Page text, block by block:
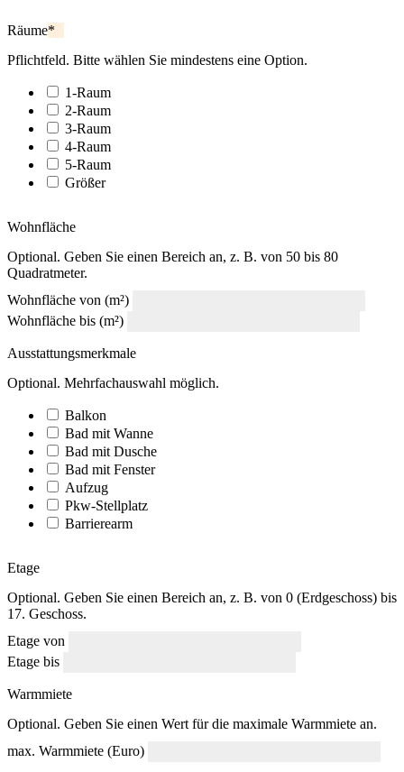
Räume*
Pflichtfeld. Bitte wählen Sie mindestens eine Option.
1-Raum
2-Raum
3-Raum
4-Raum
5-Raum
Größer
Wohnfläche
Optional. Geben Sie einen Bereich an, z. B. von 50 bis 80
Quadratmeter.
Wohnfläche von (m²)
Wohnfläche bis (m²)
Ausstattungsmerkmale
Optional. Mehrfachauswahl möglich.
Balkon
Bad mit Wanne
Bad mit Dusche
Bad mit Fenster
Aufzug
Pkw-Stellplatz
Barrierearm
Etage
Optional. Geben Sie einen Bereich an, z. B. von 0 (Erdgeschoss) bis
17. Geschoss.
Etage von
Etage bis
Warmmiete
Optional. Geben Sie einen Wert für die maximale Warmmiete an.
max. Warmmiete (Euro)